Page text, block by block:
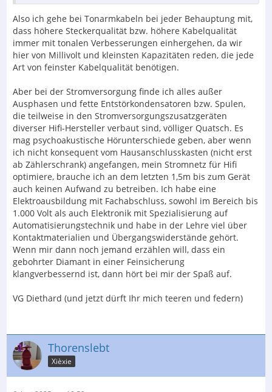
Also ich gehe bei Tonarmkabeln bei jeder Behauptung mit,
dass höhere Steckerqualität bzw. höhere Kabelqualität
immer mit tonalen Verbesserungen einhergehen, da wir
hier von Millivolt und kleinsten Kapazitäten reden, die jede
Art von feinster Kabelqualität benötigen.
Aber bei der Stromversorgung finde ich alles außer
Ausphasen und fette Entstörkondensatoren bzw. Spulen,
die teilweise in den Stromversorgungszusatzgeräten
diverser Hifi-Hersteller verbaut sind, völliger Quatsch. Es
mag psychoakustische Hörunterschiede geben, aber wenn
ich nicht konsequent vom Hausanschlusskasten (nicht erst
ab Zählerschrank) angefangen, mein Stromnetz für Hifi
optimiere, brauche ich an dem letzten 1,5m bis zum Gerät
auch keinen Aufwand zu betreiben. Ich habe eine
Elektroausbildung mit Fachabschluss, sowohl im Bereich bis
1.000 Volt als auch Elektronik mit Spezialisierung auf
Automatisierungstechnik und habe in der Lehre viel über
Kontaktmaterialien und Übergangswiderstände gehört.
Wenn mir dann noch jemand erzählen will, dass ein
gebohrter Diamant in einer Feinsicherung
klangverbessernd ist, dann hört bei mir der Spaß auf.
VG Diethard (und jetzt dürft Ihr mich teeren und federn)
Thorenslebt
Xièxie